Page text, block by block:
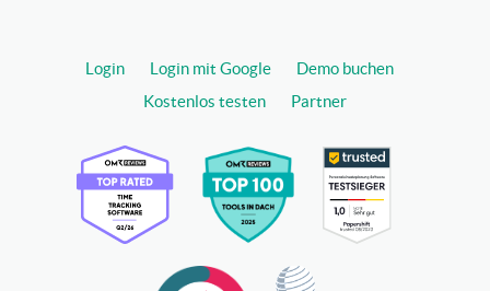
Login Login mit Google
Demo buchen
Kostenlos testen
Partner